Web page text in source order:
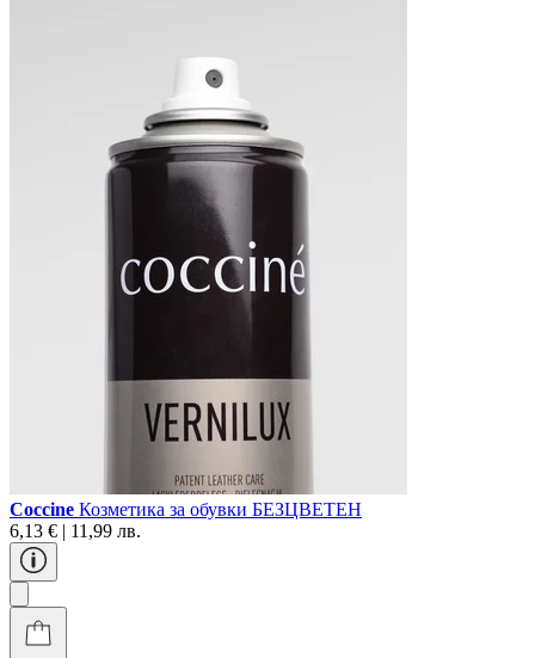
Coccine Козметика за обувки БЕЗЦВЕТЕН
6,13 € | 11,99 лв.